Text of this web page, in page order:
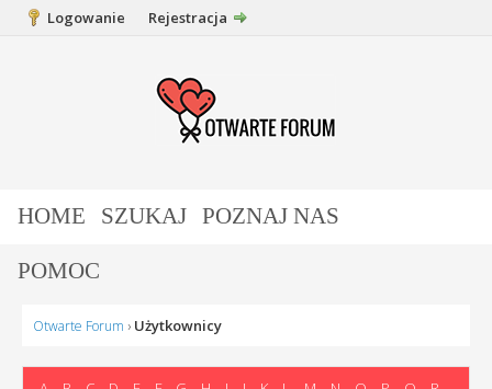
Logowanie Rejestracja
HOME SZUKAJ POZNAJ NAS
POMOC
Otwarte Forum › Użytkownicy